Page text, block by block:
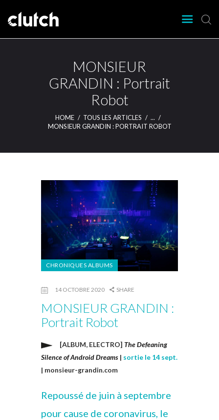
MONSIEUR
GRANDIN : Portrait
Robot
HOME TOUS LES ARTICLES
...
MONSIEUR GRANDIN : PORTRAIT ROBOT
Clutch Webzine
Nos éditions
Magazine
Lieux
CHRONIQUES ALBUMS
14 OCTOBRE 2020 SHARE
MONSIEUR GRANDIN :
Portrait Robot
[ALBUM, ELECTRO] The Defeaning
Silence of Android Dreams | sortie le 14 sept.
| monsieur-grandin.com
Repoussé de juin à septembre
pour cause de coronavirus, le